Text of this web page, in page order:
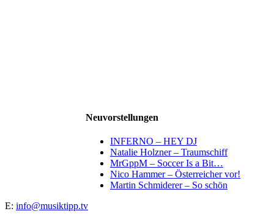
Neuvorstellungen
INFERNO – HEY DJ
Natalie Holzner – Traumschiff
MrGppM – Soccer Is a Bit…
Nico Hammer – Österreicher vor!
Martin Schmiderer – So schön
E: info@musiktipp.tv